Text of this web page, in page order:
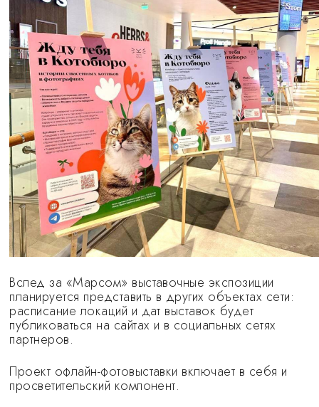
Вслед за «Марсом» выставочные экспозиции
планируется представить в других объектах сети:
расписание локаций и дат выставок будет
публиковаться на сайтах и в социальных сетях
партнеров.
Проект офлайн-фотовыставки включает в себя и
просветительский компонент.